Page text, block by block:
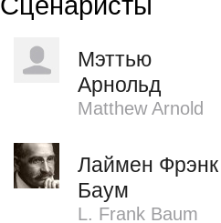
Мэттью
Арнольд
Matthew Arnold
Лаймен Фрэнк
Баум
L. Frank Baum